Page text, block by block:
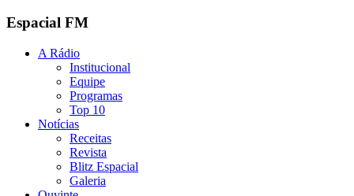
Espacial FM
A Rádio
Institucional
Equipe
Programas
Top 10
Notícias
Receitas
Revista
Blitz Espacial
Galeria